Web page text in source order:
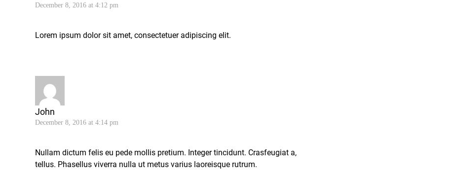
December 8, 2016 at 4:12 pm
Lorem ipsum dolor sit amet, consectetuer adipiscing elit.
John
December 8, 2016 at 4:14 pm
Nullam dictum felis eu pede mollis pretium. Integer tincidunt. Crasfeugiat a,
tellus. Phasellus viverra nulla ut metus varius laoreisque rutrum.